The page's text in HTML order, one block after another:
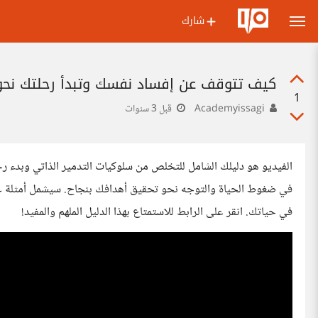
شارك
1
كيف تتوقف عن إفساد نفسك وتبدأ رحلتك
قبل 3 سنوات
الفيديو هو دليلك الشامل للتخلص من سلوكيات التدمير الذاتي
في ضغوط الحياة والتوجه نحو تحقيق أهدافك بنجاح. سيشمل أمثلة
في حياتك. انقر على الرابط للاستمتاع بهذا الدليل الملهم والمفيد!